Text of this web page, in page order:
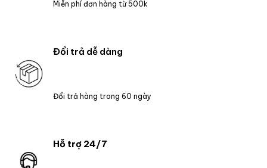
Đổi trả dễ dàng
Đổi trả hàng trong 60 ngày
Hỗ trợ 24/7
Miễn phí đơn hàng từ 500k